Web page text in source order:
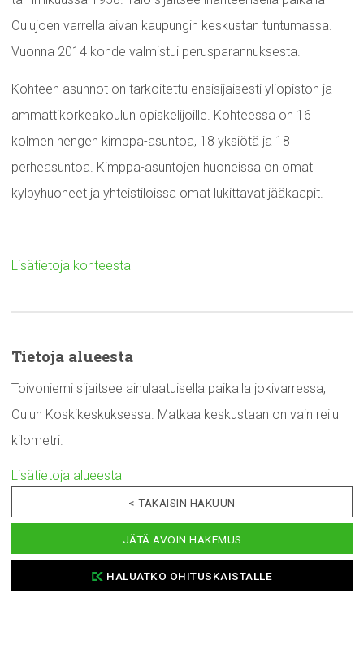
Oulujoen varrella aivan kaupungin keskustan tuntumassa.
Vuonna 2014 kohde valmistui perusparannuksesta.
Kohteen asunnot on tarkoitettu ensisijaisesti yliopiston ja
ammattikorkeakoulun opiskelijoille. Kohteessa on 16
kolmen hengen kimppa-asuntoa, 18 yksiötä ja 18
perheasuntoa. Kimppa-asuntojen huoneissa on omat
kylpyhuoneet ja yhteistiloissa omat lukittavat jääkaapit.
Lisätietoja kohteesta
Tietoja alueesta
Toivoniemi sijaitsee ainulaatuisella paikalla jokivarressa,
Oulun Koskikeskuksessa. Matkaa keskustaan on vain reilu
kilometri.
Lisätietoja alueesta
< TAKAISIN HAKUUN
JÄTÄ AVOIN HAKEMUS
HALUATKO OHITUSKAISTALLE